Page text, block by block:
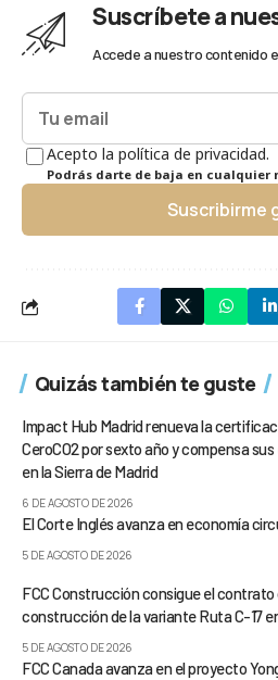
Suscríbete a
Accede a nuestro contenido
Acepto la política de privacidad.
Podrás darte de baja en cualquier
Suscribirme
Quizás también te guste
Impact Hub Madrid renueva la
CeroCO2 por sexto año y compensa sus
en la Sierra de Madrid
6 DE AGOSTO DE 2026
El Corte Inglés avanza en economía
5 DE AGOSTO DE 2026
FCC Construcción consigue el contrato
construcción de la variante Ruta C-17
5 DE AGOSTO DE 2026
FCC Canada avanza en el proyecto